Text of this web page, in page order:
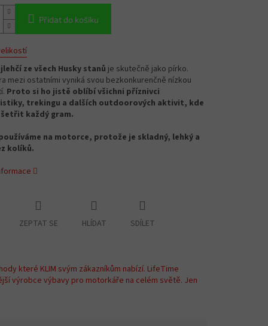
Přidat do košíku
ze všech Husky stanů je skutečně jako pírko.
mezi ostatními vyniká svou bezkonkurenčně nízkou
Proto si ho jistě oblíbí všichni příznivci
trekingu a dalších outdoorových aktivit, kde
každý gram.
na motorce, protože je skladný, lehký a
kolíků.
ZEPTAT SE HLÍDAT SDÍLET
které KLIM svým zákazníkům nabízí. LifeTime
výrobce výbavy pro motorkáře na celém světě. Jen